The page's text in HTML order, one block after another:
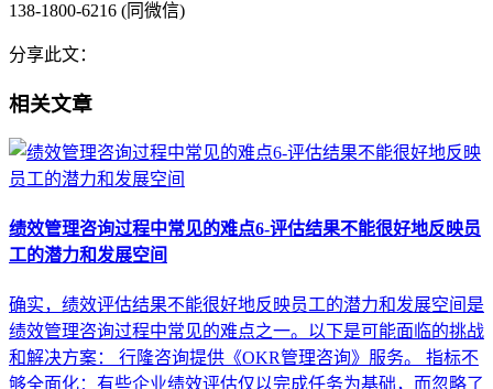
138-1800-6216 (同微信)
分享此文：
相关文章
绩效管理咨询过程中常见的难点6-评估结果不能很好地反映员
工的潜力和发展空间
确实，绩效评估结果不能很好地反映员工的潜力和发展空间是
绩效管理咨询过程中常见的难点之一。以下是可能面临的挑战
和解决方案： 行隆咨询提供《OKR管理咨询》服务。 指标不
够全面化：有些企业绩效评估仅以完成任务为基础，而忽略了